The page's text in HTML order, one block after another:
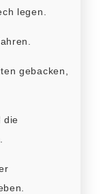
legen.
gebacken,
die